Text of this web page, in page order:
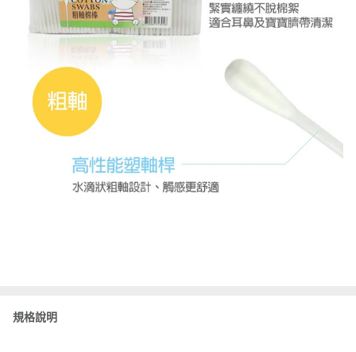
規格說明